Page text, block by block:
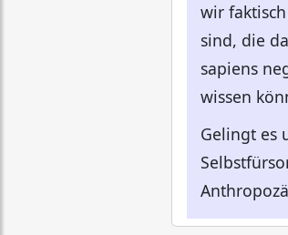
wir
sind, die
sapiens
wissen
Gelingt es